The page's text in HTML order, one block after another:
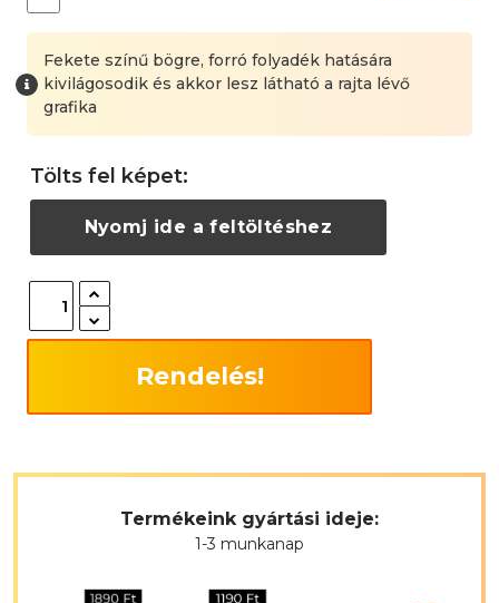
Fekete színű bögre, forró folyadék hatására
kivilágosodik és akkor lesz látható a rajta lévő
grafika
Tölts fel képet:
Nyomj ide a feltöltéshez
Rendelés!
Termékeink gyártási ideje:
1-3 munkanap